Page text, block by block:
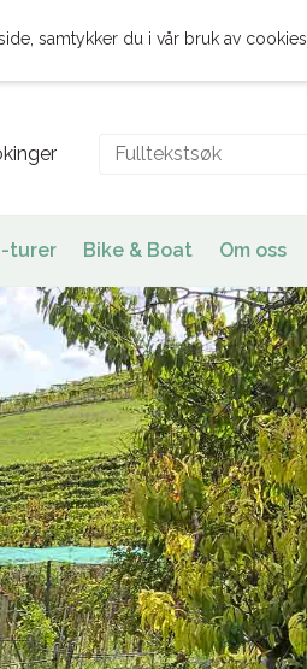
turer Bike & Boat Om oss
samtykker du i vår bruk av cookies.